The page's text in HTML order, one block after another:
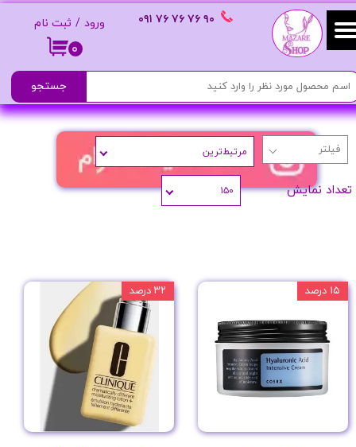
۰
ورود / ثبت نام
حساب کاربری من
تغییر گذر واژه
سفارشات
خروج از حساب کاربری
٩٠ ٧۶ ٧۶ ٧۶ ٠٩١
جستجو
مرتبط‌ترین
تعداد نمایش ۱۵۰
۱۵ درصد ۳۲ درصد